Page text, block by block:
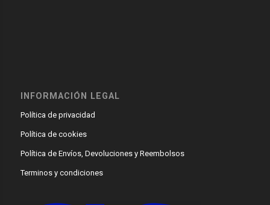
INFORMACIÓN LEGAL
Política de privacidad
Política de cookies
Política de Envíos, Devoluciones y Reembolsos
Terminos y condiciones